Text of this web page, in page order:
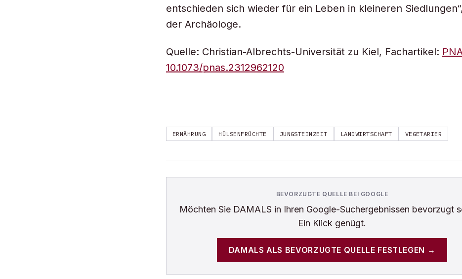
entschieden sich wieder für ein Leben in kleineren
der Archäologe.
Quelle: Christian-Albrechts-Universität zu Kiel, Fachartikel:
10.1073/pnas.2312962120
ERNÄHRUNG HÜLSENFRÜCHTE JUNGSTEINZEIT LANDWIRTSCHAFT VEGETARIER
BEVORZUGTE QUELLE BEI GOOGLE
Möchten Sie DAMALS in Ihren Google-Suchergebnissen bevorzugt
Ein Klick genügt.
DAMALS ALS BEVORZUGTE QUELLE FESTLEGEN →